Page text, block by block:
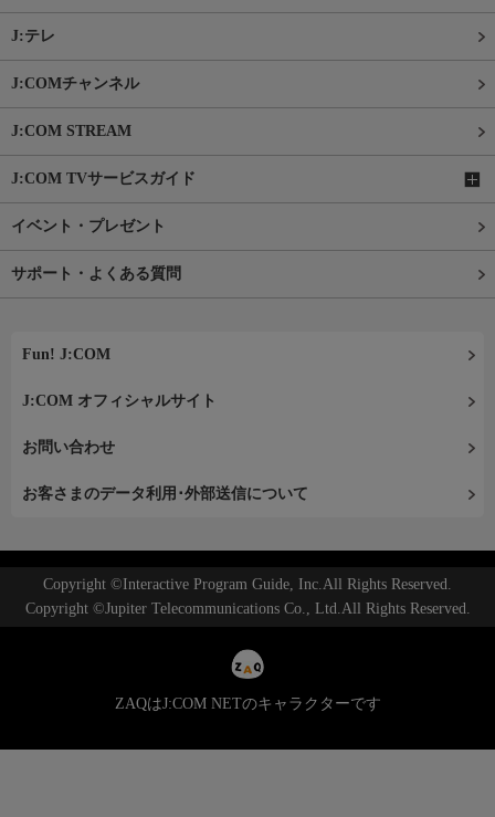
J:テレ
J:COMチャンネル
J:COM STREAM
J:COM TVサービスガイド
イベント・プレゼント
サポート・よくある質問
Fun! J:COM
J:COM オフィシャルサイト
お問い合わせ
お客さまのデータ利用･外部送信について
Copyright ©Interactive Program Guide, Inc.All Rights Reserved.
Copyright ©Jupiter Telecommunications Co., Ltd.All Rights Reserved.
ZAQはJ:COM NETのキャラクターです